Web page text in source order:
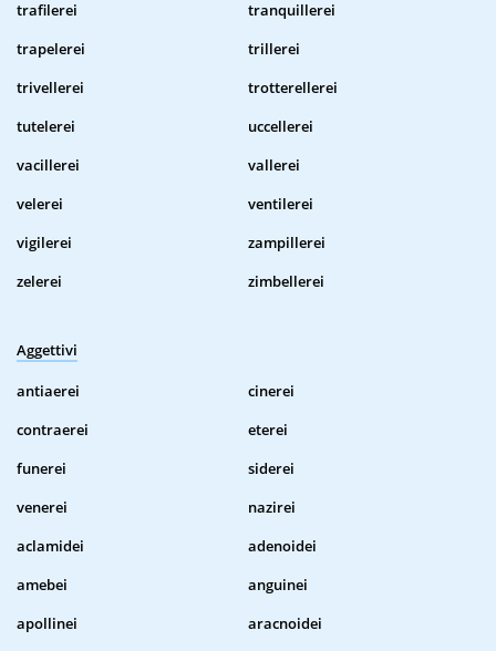
trafilerei
tranquillerei
trapelerei
trillerei
trivellerei
trotterellerei
tutelerei
uccellerei
vacillerei
vallerei
velerei
ventilerei
vigilerei
zampillerei
zelerei
zimbellerei
Aggettivi
antiaerei
cinerei
contraerei
eterei
funerei
siderei
venerei
nazirei
aclamidei
adenoidei
amebei
anguinei
apollinei
aracnoidei